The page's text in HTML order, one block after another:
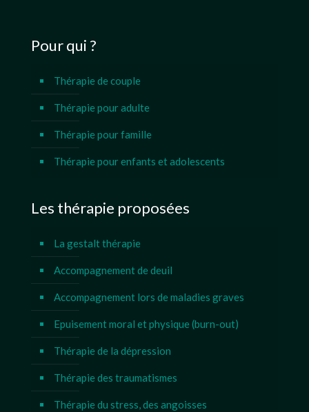
Pour qui ?
Thérapie de couple
Thérapie pour adulte
Thérapie pour famille
Thérapie pour enfants et adolescents
Les thérapie proposées
La gestalt thérapie
Accompagnement de deuil
Accompagnement lors de maladies graves
Epuisement moral et physique (burn-out)
Thérapie de la dépression
Thérapie des traumatismes
Thérapie du stress, des angoisses